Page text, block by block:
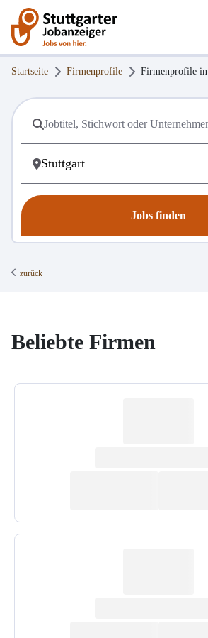
Startseite Firmenprofile Firmenprofile in
Jobs finden
zurück
Beliebte Firmen